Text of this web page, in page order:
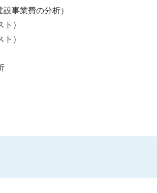
事業費の分析）
）
）